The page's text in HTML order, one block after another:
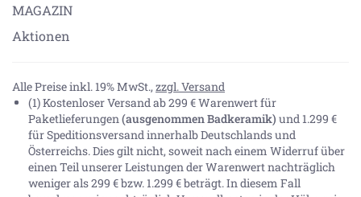
MAGAZIN
Aktionen
Alle Preise inkl. 19% MwSt., zzgl. Versand
(1) Kostenloser Versand ab 299 € Warenwert für
Paketlieferungen(ausgenommen Badkeramik) und 1.299 €
für Speditionsversand innerhalb Deutschlands und
Österreichs. Dies gilt nicht, soweit nach einem Widerruf über
einen Teil unserer Leistungen der Warenwert nachträglich
weniger als 299 € bzw. 1.299 € beträgt. In diesem Fall